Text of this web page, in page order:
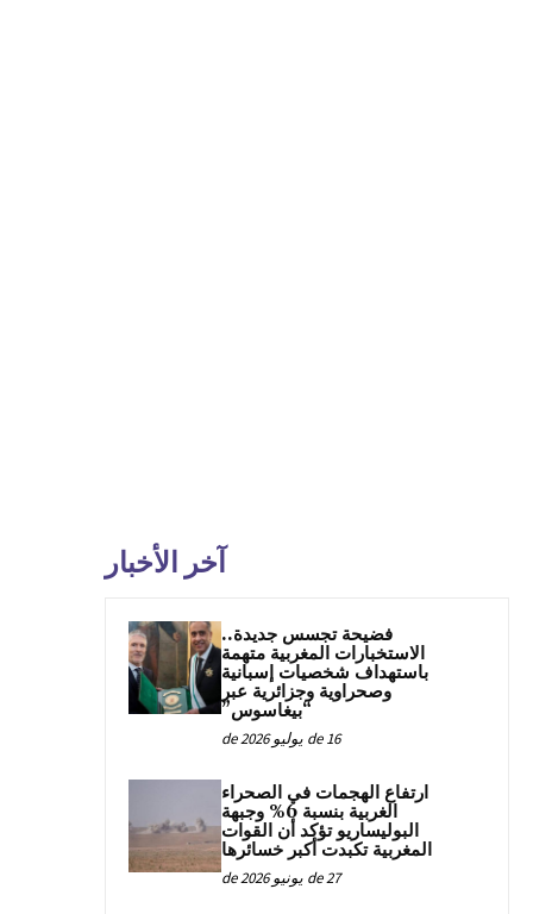
آخر الأخبار
فضيحة تجسس جديدة..
الاستخبارات المغربية متهمة
باستهداف شخصيات إسبانية
وصحراوية وجزائرية عبر
“بيغاسوس”
16 de يوليو de 2026
ارتفاع الهجمات في الصحراء
الغربية بنسبة 6% وجبهة
البوليساريو تؤكد أن القوات
المغربية تكبدت أكبر خسائرها
27 de يونيو de 2026